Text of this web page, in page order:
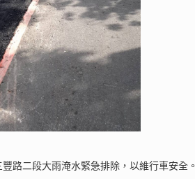
豐路二段大雨淹水緊急排除，以維行車安全。